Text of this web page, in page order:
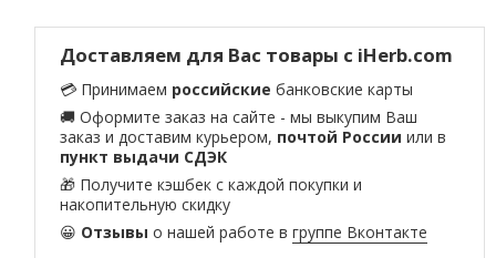
Доставляем для Вас товары с iHerb.com
💳 Принимаем российские банковские карты
🚚 Оформите заказ на сайте - мы выкупим Ваш
заказ и доставим курьером, почтой России или в
пункт выдачи СДЭК
🎁 Получите кэшбек с каждой покупки и
накопительную скидку
😀 Отзывы о нашей работе вгруппе Вконтакте